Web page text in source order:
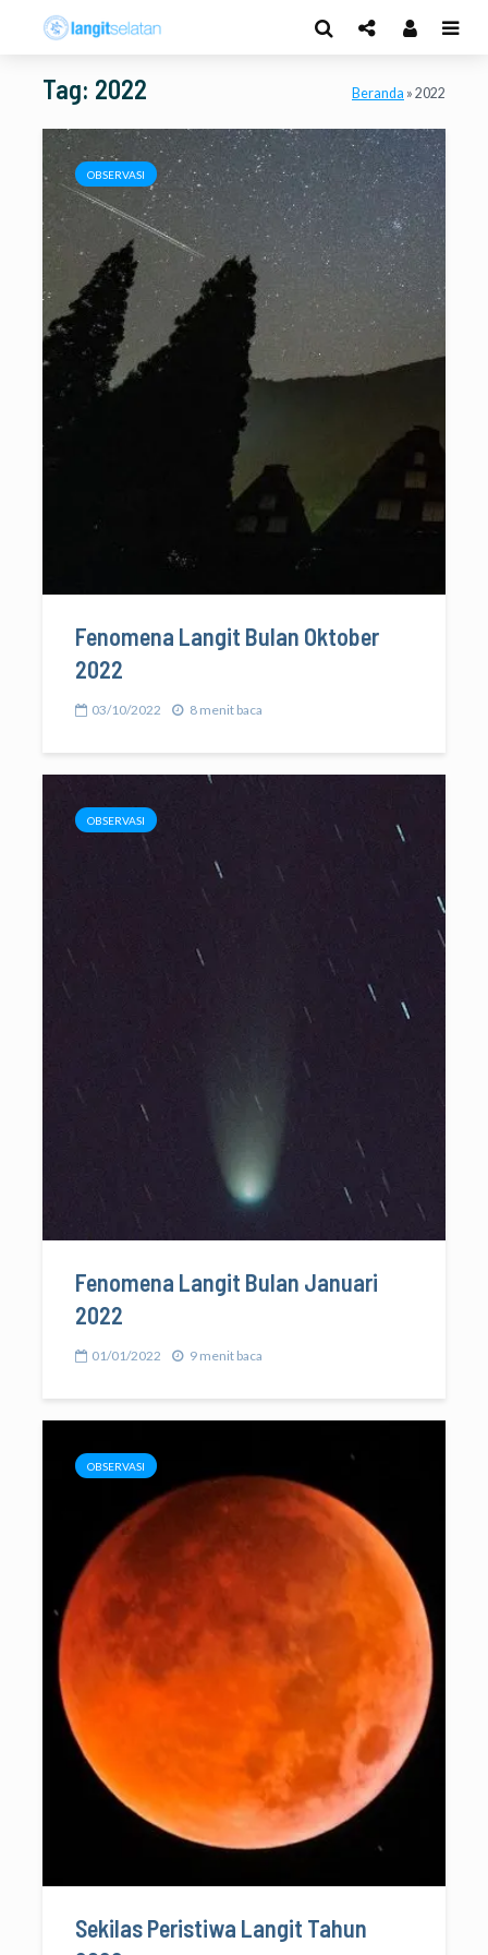
Tag: 2022 Beranda » 2022
OBSERVASI
Fenomena Langit Bulan Oktober
2022
03/10/2022 8 menit baca
OBSERVASI
Fenomena Langit Bulan Januari
2022
01/01/2022 9 menit baca
OBSERVASI
Sekilas Peristiwa Langit Tahun